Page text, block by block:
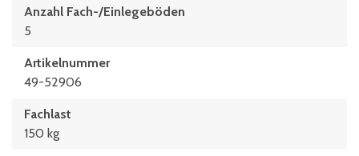
Anzahl Fach-/Einlegeböden
5
Artikelnummer
49-52906
Fachlast
150 kg